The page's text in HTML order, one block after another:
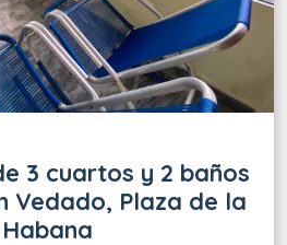
3 cuartos y 2 baños
Vedado, Plaza de la